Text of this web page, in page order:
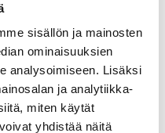
sisällön ja mainosten
ominaisuuksien
analysoimiseen. Lisäksi
ja analytiikka-
miten käytät
yhdistää näitä